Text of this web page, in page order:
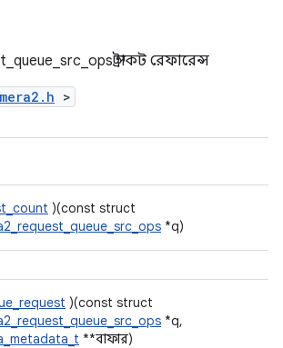
স্ট্রাকট রেফারেন্স
>
)(const struct
*q)
)(const struct
*q,
**বাফার)